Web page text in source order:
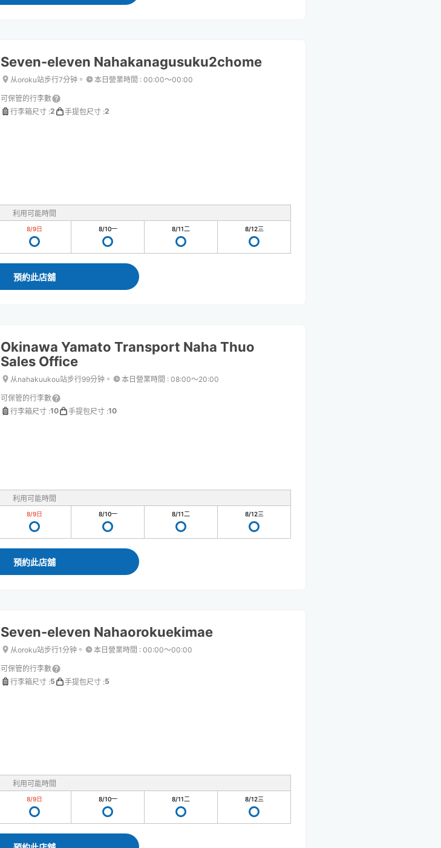
Seven-eleven Nahakanagusuku2chome
从oroku站步行7分钟。 本日營業時間 : 00:00〜00:00
可保管的行李數
行李箱尺寸 :2 手提包尺寸 :2
利用可能時間
8/9日 8/10一 8/11二 8/12三
預約此店舖
Okinawa Yamato Transport Naha Thuo
Sales Office
从nahakuukou站步行99分钟。 本日營業時間 : 08:00〜20:00
可保管的行李數
行李箱尺寸 :10 手提包尺寸 :10
利用可能時間
8/9日 8/10一 8/11二 8/12三
預約此店舖
Seven-eleven Nahaorokuekimae
从oroku站步行1分钟。 本日營業時間 : 00:00〜00:00
可保管的行李數
行李箱尺寸 :5 手提包尺寸 :5
利用可能時間
8/9日 8/10一 8/11二 8/12三